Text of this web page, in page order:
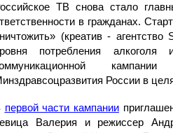
ТВ снова стало
в гражданах.
(креатив -
потребления
России в
первой части кампании
Валерия и режиссер